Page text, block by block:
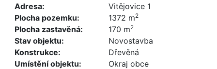
Adresa:
Vitějovice 1
Plocha pozemku:
1372 m2
Plocha zastavěná: 170 m2
Stav objektu:
Novostavba
Konstrukce:
Dřevěná
Umístění objektu:
Okraj obce